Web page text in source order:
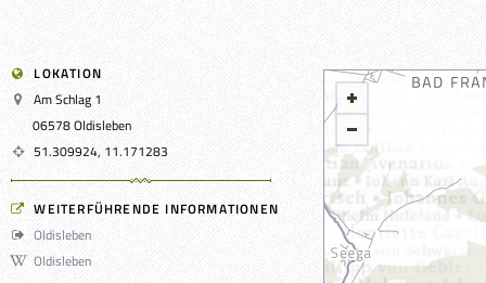
LOKATION
Am Schlag 1
06578 Oldisleben
51.309924, 11.171283
WEITERFÜHRENDE INFORMATIONEN
Oldisleben
Oldisleben